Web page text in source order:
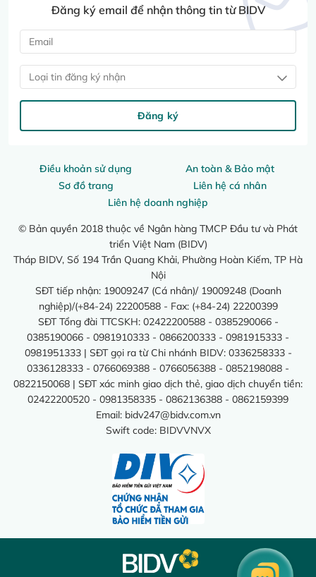
Điều khoản sử dụng
An toàn & Bảo mật
Sơ đồ trang
Liên hệ cá nhân
Liên hệ doanh nghiệp
© Bản quyền 2018 thuộc về Ngân hàng TMCP Đầu tư và Phát
triển Việt Nam (BIDV)
Tháp BIDV, Số 194 Trần Quang Khải, Phường Hoàn Kiếm, TP Hà
Nội
SĐT tiếp nhận: 19009247 (Cá nhân)/ 19009248 (Doanh
nghiệp)/(+84-24) 22200588 - Fax: (+84-24) 22200399
SĐT Tổng đài TTCSKH: 02422200588 - 0385290066 -
0385190066 - 0981910333 - 0866200333 - 0981915333 -
0981951333 | SĐT gọi ra từ Chi nhánh BIDV: 0336258333 -
0336128333 - 0766069388 - 0766056388 - 0852198088 -
0822150068 | SĐT xác minh giao dịch thẻ, giao dịch chuyển tiền:
02422200520 - 0981358335 - 0862136388 - 0862159399
Email: bidv247@bidv.com.vn
Swift code: BIDVVNVX
Đăng ký email để nhận thông tin từ BIDV
Loại tin đăng ký nhận
Đăng ký